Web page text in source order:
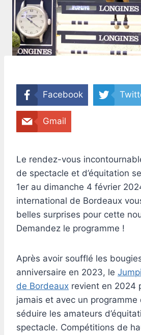
Facebook
Gmail
Le rendez-vous
de spectacle et d’équitation
1er au dimanche 4 février
international de Bordeaux
belles surprises pour cette
Demandez le programme !
Après avoir soufflé les
anniversaire en 2023, le
de Bordeaux revient en 2024
jamais et avec un programme
séduire les amateurs
spectacle. Compétitions de